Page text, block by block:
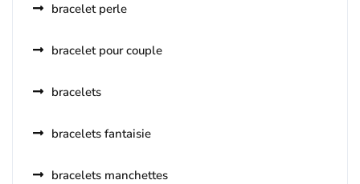
bracelet perle
bracelet pour couple
bracelets
bracelets fantaisie
bracelets manchettes